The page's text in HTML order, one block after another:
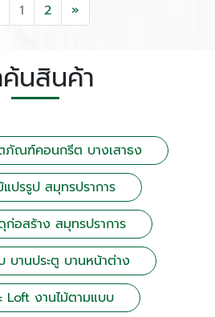
Previous
1 2 »
นสินค้า
ภัณฑ์คอนกรีต บางเสาธง
แปรรูป สมุทรปราการ
อสร้าง สมุทรปราการ
บานประตู บานหน้าต่าง
Loft งานไม้ตามแบบ